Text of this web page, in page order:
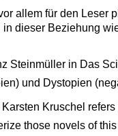
allem für den
Beziehung
in Das
und Dystopien
Kruschel
those novels of